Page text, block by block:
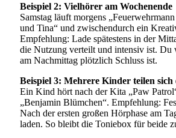
Beispiel 2: Vielhörer am Wochenende
Samstag läuft morgens
und Tina“ und zwischendurch ein
Empfehlung: Lade spätestens in der
die Nutzung verteilt und intensiv ist. Du
am Nachmittag plötzlich Schluss ist.
Beispiel 3: Mehrere Kinder teilen sich
Ein Kind hört nach der Kita „Paw
„Benjamin Blümchen“. Empfehlung:
Nach der ersten großen Hörphase am
laden. So bleibt die Toniebox für beide